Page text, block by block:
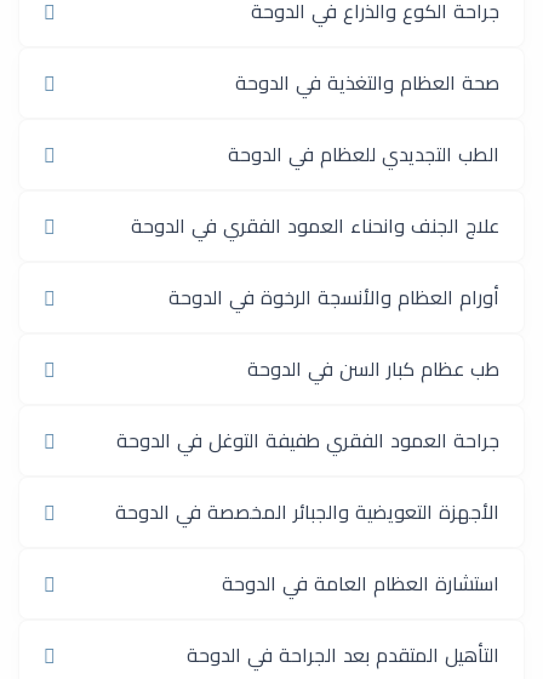
جراحة الكوع والذراع في الدوحة
صحة العظام والتغذية في الدوحة
الطب التجديدي للعظام في الدوحة
علاج الجنف وانحناء العمود الفقري في الدوحة
أورام العظام والأنسجة الرخوة في الدوحة
طب عظام كبار السن في الدوحة
جراحة العمود الفقري طفيفة التوغل في الدوحة
الأجهزة التعويضية والجبائر المخصصة في الدوحة
استشارة العظام العامة في الدوحة
التأهيل المتقدم بعد الجراحة في الدوحة